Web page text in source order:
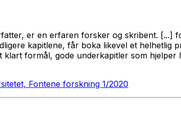
er en erfaren forsker og skribent. [...]
kapitlene, får boka likevel et helhetlig
formål, gode underkapitler som
Fontene forskning 1/2020